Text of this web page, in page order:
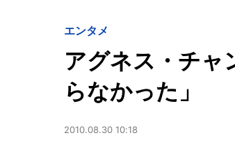
エンタメ
アグネス・チ
らなかった」
2010.08.30 10:18